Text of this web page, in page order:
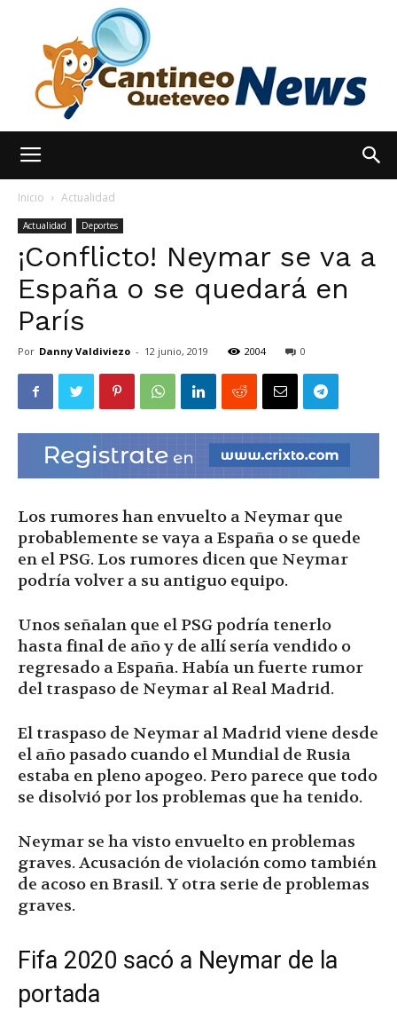
Noticias
|
Inicio Actualidad
Actualidad Deportes
¡Conflicto! Neymar se va a
España o se quedará en
París
Por Danny Valdiviezo - 12 junio, 2019 2004 0
Los rumores han envuelto a Neymar que
probablemente se vaya a España o se quede
en el PSG. Los rumores dicen que Neymar
podría volver a su antiguo equipo.
Unos señalan que el PSG podría tenerlo
hasta final de año y de allí sería vendido o
regresado a España. Había un fuerte rumor
del traspaso de Neymar al Real Madrid.
El traspaso de Neymar al Madrid viene desde
el año pasado cuando el Mundial de Rusia
estaba en pleno apogeo. Pero parece que todo
se disolvió por los problemas que ha tenido.
Neymar se ha visto envuelto en problemas
graves. Acusación de violación como también
de acoso en Brasil. Y otra serie de problemas
graves.
Fifa 2020 sacó a Neymar de la
portada